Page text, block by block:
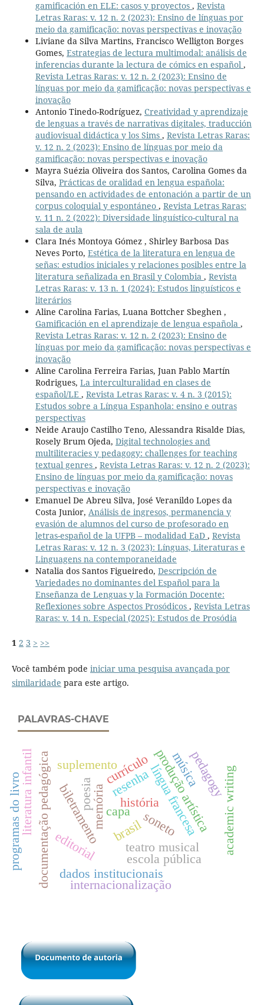
gamificación en ELE: casos y proyectos , Revista
Letras Raras: v. 12 n. 2 (2023): Ensino de línguas por
meio da gamificação: novas perspectivas e inovação
Liviane da Silva Martins, Francisco Welligton Borges
Gomes, Estrategias de lectura multimodal: análisis de
inferencias durante la lectura de cómics en español ,
Revista Letras Raras: v. 12 n. 2 (2023): Ensino de
línguas por meio da gamificação: novas perspectivas e
inovação
Antonio Tinedo-Rodríguez, Creatividad y aprendizaje
de lenguas a través de narrativas digitales, traducción
audiovisual didáctica y los Sims , Revista Letras Raras:
v. 12 n. 2 (2023): Ensino de línguas por meio da
gamificação: novas perspectivas e inovação
Mayra Suézia Oliveira dos Santos, Carolina Gomes da
Silva, Prácticas de oralidad en lengua española:
pensando en actividades de entonación a partir de un
corpus coloquial y espontáneo , Revista Letras Raras:
v. 11 n. 2 (2022): Diversidade linguístico-cultural na
sala de aula
Clara Inés Montoya Gómez , Shirley Barbosa Das
Neves Porto, Estética de la literatura en lengua de
señas: estudios iniciales y relaciones posibles entre la
literatura señalizada en Brasil y Colombia , Revista
Letras Raras: v. 13 n. 1 (2024): Estudos linguísticos e
literários
Aline Carolina Farias, Luana Bottcher Sbeghen ,
Gamificación en el aprendizaje de lengua española ,
Revista Letras Raras: v. 12 n. 2 (2023): Ensino de
línguas por meio da gamificação: novas perspectivas e
inovação
Aline Carolina Ferreira Farias, Juan Pablo Martín
Rodrigues, La interculturalidad en clases de
español/LE , Revista Letras Raras: v. 4 n. 3 (2015):
Estudos sobre a Língua Espanhola: ensino e outras
perspectivas
Neide Araujo Castilho Teno, Alessandra Risalde Dias,
Rosely Brum Ojeda, Digital technologies and
multiliteracies y pedagogy: challenges for teaching
textual genres , Revista Letras Raras: v. 12 n. 2 (2023):
Ensino de línguas por meio da gamificação: novas
perspectivas e inovação
Emanuel De Abreu Silva, José Veranildo Lopes da
Costa Junior, Análisis de ingresos, permanencia y
evasión de alumnos del curso de profesorado en
letras-español de la UFPB – modalidad EaD , Revista
Letras Raras: v. 12 n. 3 (2023): Línguas, Literaturas e
Linguagens na contemporaneidade
Natalia dos Santos Figueiredo, Descripción de
Variedades no dominantes del Español para la
Enseñanza de Lenguas y la Formación Docente:
Reflexiones sobre Aspectos Prosódicos , Revista Letras
Raras: v. 14 n. Especial (2025): Estudos de Prosódia
1 2 3 > >>
Você também pode iniciar uma pesquisa avançada por
similaridade para este artigo.
PALAVRAS-CHAVE
teatro musical
brasil
história
resenha
editorial
língua francesa
escola pública
currículo
memória
documentação pedagógica dados institucionais
produção artística
biletramento capa
suplemento
literatura infantil poesia
música
programas do livro soneto
pedagogyacademic writing
internacionalização